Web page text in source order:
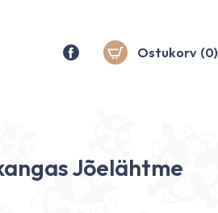
Ostukorv (0)
Jõelähtme